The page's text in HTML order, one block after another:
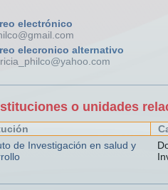
electrónico
elecronico alternativo
o unidades
de Investigación en salud y